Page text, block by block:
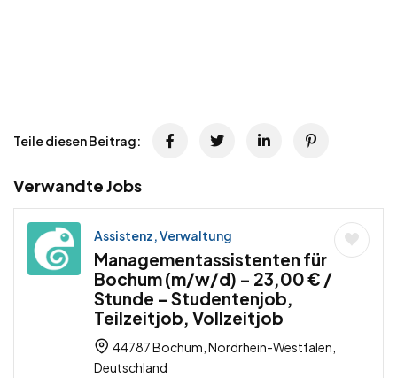
Teile diesen Beitrag:
Verwandte Jobs
Assistenz, Verwaltung
Managementassistenten für
Bochum (m/w/d) – 23,00 € /
Stunde – Studentenjob,
Teilzeitjob, Vollzeitjob
44787 Bochum, Nordrhein-Westfalen,
Deutschland